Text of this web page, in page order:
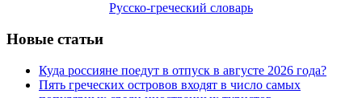
Русско-греческий словарь
Новые статьи
Куда россияне поедут в отпуск в августе 2026 года?
Пять греческих островов входят в число самых